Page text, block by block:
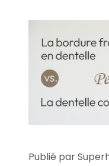
Publié par